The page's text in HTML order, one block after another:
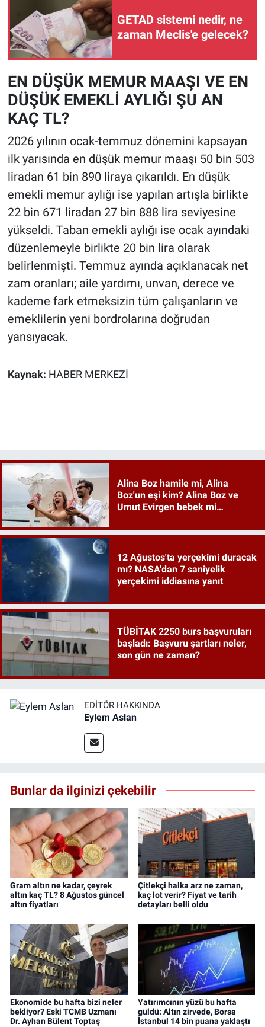
GETAD sistemi nedir, ne
zaman Meclis'e gelecek?
EN DÜŞÜK MEMUR MAAŞI VE EN
DÜŞÜK EMEKLİ AYLIĞI ŞU AN
KAÇ TL?
2026 yılının ocak-temmuz dönemini kapsayan
ilk yarısında en düşük memur maaşı 50 bin 503
liradan 61 bin 890 liraya çıkarıldı. En düşük
emekli memur aylığı ise yapılan artışla birlikte
22 bin 671 liradan 27 bin 888 lira seviyesine
yükseldi. Taban emekli aylığı ise ocak ayındaki
düzenlemeyle birlikte 20 bin lira olarak
belirlenmişti. Temmuz ayında açıklanacak net
zam oranları; aile yardımı, unvan, derece ve
kademe fark etmeksizin tüm çalışanların ve
emeklilerin yeni bordrolarına doğrudan
yansıyacak.
Kaynak: HABER MERKEZİ
Alina Boz hamile mi, Alina
Boz'un eşi kim? Alina Boz ve
Umut Evirgen bebek mi
12 Ağustos'ta yerçekimi duracak
mı? NASA'dan 7 saniyelik
yerçekimi iddiasına yanıt
TÜBİTAK 2250 burs başvuruları
başladı: Başvuru şartları neler,
son gün ne zaman?
EDITÖR HAKKINDA
Eylem Aslan
Bunlar da ilginizi çekebilir
Gram altın ne kadar, çeyrek
altın kaç TL? 8 Ağustos güncel
altın fiyatları
Çitlekçi halka arz ne zaman,
kaç lot verir? Fiyat ve tarih
detayları belli oldu
Ekonomide bu hafta bizi neler
bekliyor? Eski TCMB Uzmanı
Dr. Ayhan Bülent Toptaş
Yatırımcının yüzü bu hafta
güldü: Altın zirvede, Borsa
İstanbul 14 bin puana yaklaştı